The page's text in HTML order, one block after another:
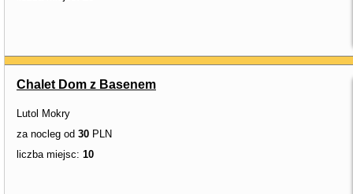
Chalet Dom z Basenem
Lutol Mokry
za nocleg od 30 PLN
liczba miejsc: 10